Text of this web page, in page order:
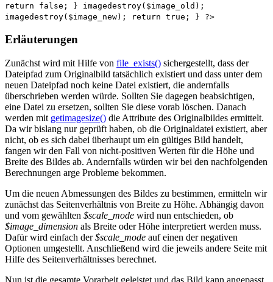
return false; } imagedestroy($image_old);
imagedestroy($image_new); return true; } ?>
Erläuterungen
Zunächst wird mit Hilfe von file_exists() sichergestellt, dass der
Dateipfad zum Originalbild tatsächlich existiert und dass unter dem
neuen Dateipfad noch keine Datei existiert, die andernfalls
überschrieben werden würde. Sollten Sie dagegen beabsichtigen,
eine Datei zu ersetzen, sollten Sie diese vorab löschen. Danach
werden mit getimagesize() die Attribute des Originalbildes ermittelt.
Da wir bislang nur geprüft haben, ob die Originaldatei existiert, aber
nicht, ob es sich dabei überhaupt um ein gültiges Bild handelt,
fangen wir den Fall von nicht-positiven Werten für die Höhe und
Breite des Bildes ab. Andernfalls würden wir bei den nachfolgenden
Berechnungen arge Probleme bekommen.
Um die neuen Abmessungen des Bildes zu bestimmen, ermitteln wir
zunächst das Seitenverhältnis von Breite zu Höhe. Abhängig davon
und vom gewählten $scale_mode wird nun entschieden, ob
$image_dimension als Breite oder Höhe interpretiert werden muss.
Dafür wird einfach der$scale_mode auf einen der negativen
Optionen umgestellt. Anschließend wird die jeweils andere Seite mit
Hilfe des Seitenverhältnisses berechnet.
Nun ist die gesamte Vorarbeit geleistet und das Bild kann angepasst